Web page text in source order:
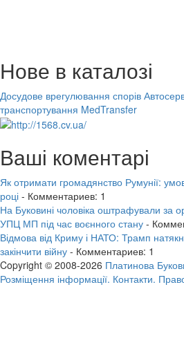
Нове в каталозі
Досудове врегулювання спорів
транспортування MedTransfer
Ваші коментарі
Як отримати громадянство Румунії:
році - Комментариев: 1
На Буковині чоловіка оштрафували за
УПЦ МП під час воєнного стану -
Відмова від Криму і НАТО: Трамп
закінчити війну - Комментариев: 1
Copyright © 2008-2026 Платинова
Розміщення інформації. Контакти.